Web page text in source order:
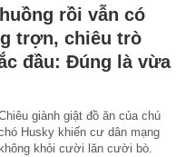
rồi vẫn có
trợn, chiêu trò
đầu: Đúng là vừa
giành giật đồ ăn của chú
Husky khiến cư dân mạng
không khỏi cười lăn cười bò.